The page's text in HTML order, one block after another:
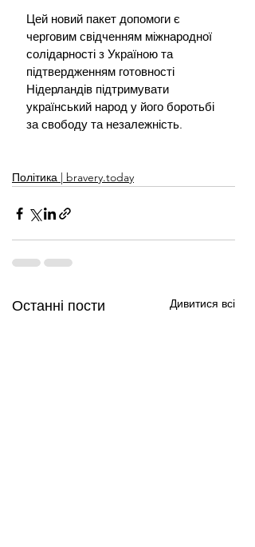
Цей новий пакет допомоги є
черговим свідченням міжнародної
солідарності з Україною та
підтвердженням готовності
Нідерландів підтримувати
український народ у його боротьбі
за свободу та незалежність.
Політика | bravery.today
Останні пости Дивитися всі